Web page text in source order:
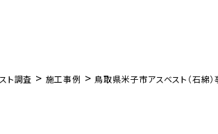
ト調査 > 施工事例 > 鳥取県米子市アスベスト（石綿